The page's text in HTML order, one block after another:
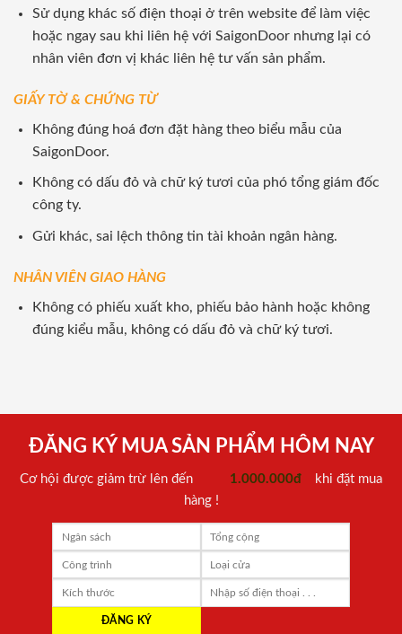
Sử dụng khác số điện thoại ở trên website để làm việc
hoặc ngay sau khi liên hệ với SaigonDoor nhưng lại có
nhân viên đơn vị khác liên hệ tư vấn sản phẩm.
GIẤY TỜ & CHỨNG TỪ
Không đúng hoá đơn đặt hàng theo biểu mẫu của
SaigonDoor.
Không có dấu đỏ và chữ ký tươi của phó tổng giám đốc
công ty.
Gửi khác, sai lệch thông tin tài khoản ngân hàng.
NHÂN VIÊN GIAO HÀNG
Không có phiếu xuất kho, phiếu bảo hành hoặc không
đúng kiểu mẫu, không có dấu đỏ và chữ ký tươi.
ĐĂNG KÝ MUA SẢN PHẨM HÔM NAY
Cơ hội được giảm trừ lên đến 1.000.000đ
khi đặt mua
hàng !